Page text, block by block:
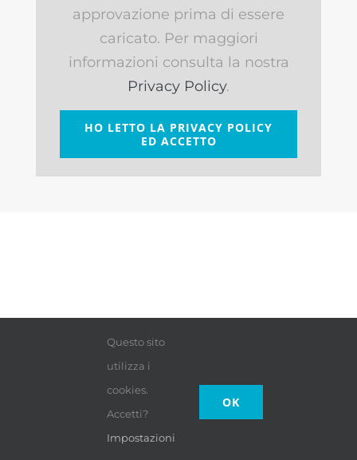
approvazione prima di essere
caricato. Per maggiori
informazioni consulta la nostra
Privacy Policy.
HO LETTO LA PRIVACY POLICY
ED ACCETTO
Questo sito
utilizza i
cookies.
Accetti?
Impostazioni
OK